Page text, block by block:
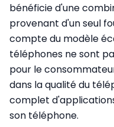
bénéficie d'une
provenant d'un seul
compte du modèle
téléphones ne sont
pour le
dans la qualité du
complet
son téléphone.